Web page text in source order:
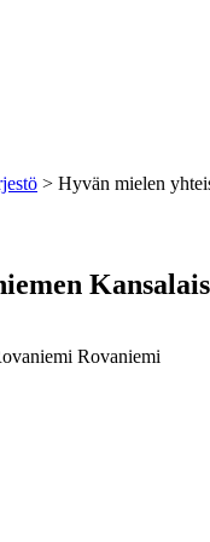
> Hyvän mielen
Rovaniemi